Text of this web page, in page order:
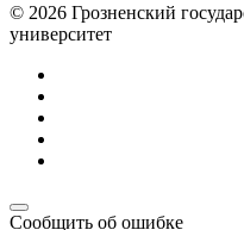
© 2026 Грозненский
университет
Сообщить об ошибке